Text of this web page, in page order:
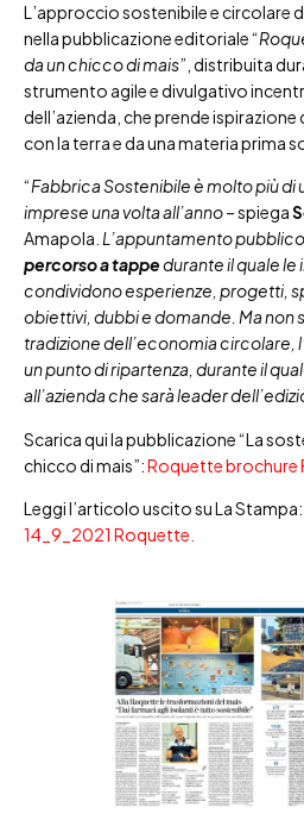
L’approccio sostenibile e circolare
nella pubblicazione editoriale “
da un chicco di mais”, distribuita
strumento agile e divulgativo
dell’azienda, che prende
con la terra e da una materia prima
“Fabbrica Sostenibile è molto più di
imprese una volta all’anno– spiega
Amapola. L’appuntamento
percorso a tappedurante il quale
condividono esperienze, progetti,
obiettivi, dubbi e domande. Ma non
tradizione dell’economia circolare,
un punto di ripartenza, durante il
all’azienda che sarà leader
Scarica qui la pubblicazione “La
chicco di mais”:Roquette brochure
Leggi l’articolo uscito su La Stampa:
14_9_2021 Roquette.